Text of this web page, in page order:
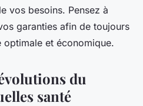
vos besoins. Pensez à
garanties afin de toujours
optimale et économique.
du
santé